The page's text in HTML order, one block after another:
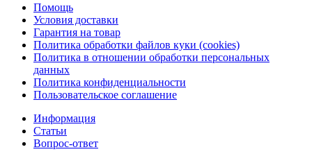
Помощь
Условия доставки
Гарантия на товар
Политика обработки файлов куки (cookies)
Политика в отношении обработки персональных
данных
Политика конфиденциальности
Пользовательское соглашение
Информация
Статьи
Вопрос-ответ